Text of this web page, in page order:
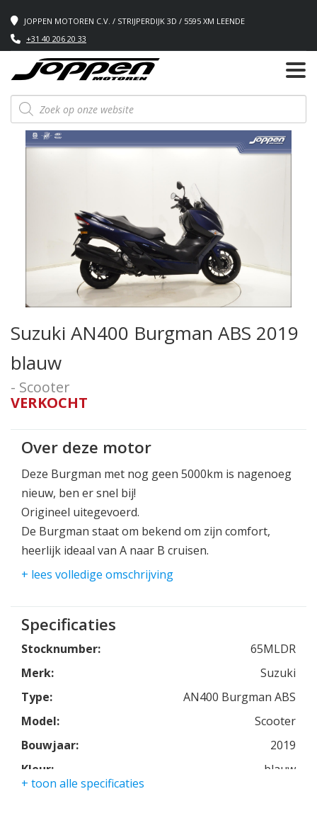
JOPPEN MOTOREN C.V. / STRIJPERDIJK 3D / 5595 XM LEENDE
+31 40 206 20 33
Producten
zoeken
Suzuki AN400 Burgman ABS 2019
blauw
- Scooter
VERKOCHT
Over deze motor
Deze Burgman met nog geen 5000km is nagenoeg
nieuw, ben er snel bij!
Origineel uitegevoerd.
De Burgman staat om bekend om zijn comfort,
heerlijk ideaal van A naar B cruisen.
Rondom ledverlichting dus goed zichtbaar.
+ lees volledige omschrijving
Specificaties
Stocknumber:
65MLDR
Merk:
Suzuki
Type:
AN400 Burgman ABS
Model:
Scooter
Bouwjaar:
2019
Kleur:
blauw
+ toon alle specificaties